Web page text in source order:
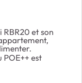
RBR20 et son
POE++ est